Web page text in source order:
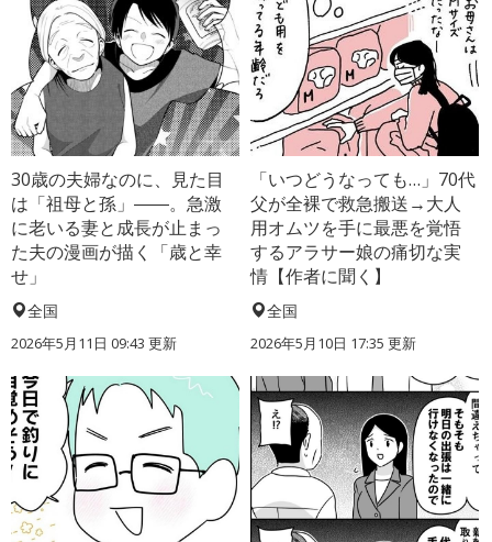
30歳の夫婦なのに、見た目
は「祖母と孫」――。急激
に老いる妻と成長が止まっ
た夫の漫画が描く「歳と幸
せ」
全国
2026年5月11日 09:43 更新
「いつどうなっても…」70代
父が全裸で救急搬送→大人
用オムツを手に最悪を覚悟
するアラサー娘の痛切な実
情【作者に聞く】
全国
2026年5月10日 17:35 更新